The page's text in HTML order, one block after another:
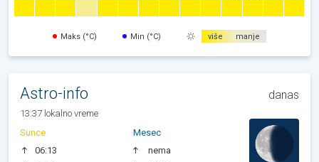
Maks (°C) Min (°C) više manje
Astro-info danas
13:37 lokalno vreme
Sunce
06:13
Mesec
nema